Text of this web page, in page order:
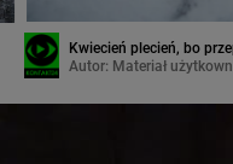
Kwiecień plecień, bo
Autor: Materiał